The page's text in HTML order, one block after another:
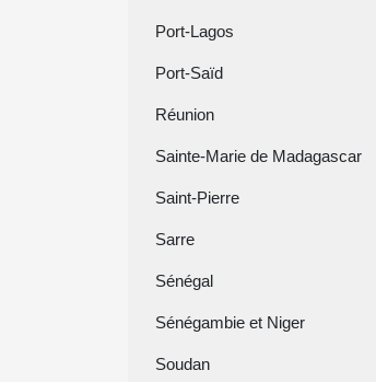
Port-Lagos
Port-Saïd
Réunion
Sainte-Marie de Madagascar
Saint-Pierre
Sarre
Sénégal
Sénégambie et Niger
Soudan